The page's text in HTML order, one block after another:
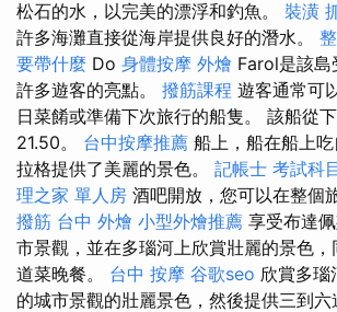
松石的水，以完美的漂浮和釣魚。 裝潢
許多海灘直接從海岸提供良好的潛水。
要帶什麼 Do 身體按摩 外燴 Farol是該島
許多遊客的亮點。 撥筋課程 遊客通常可
日菜餚或準備下次旅行的船隻。 該船從
21.50。 台中按摩推薦 船上，船在船上
拉格提供了美麗的景色。 記帳士 考試科
理之家 單人房 酒吧開放，您可以在整個
撥筋 台中 外燴 小型外燴推薦 享受布達
市景觀，並在多瑙河上欣賞壯麗的景色
道菜晚餐。 台中 按摩 谷歌seo 欣賞多瑙
的城市景觀的壯麗景色，然後提供三到六